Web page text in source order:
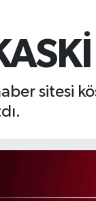
sitesi